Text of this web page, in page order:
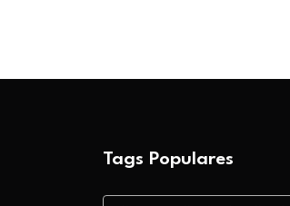
Tags Populares